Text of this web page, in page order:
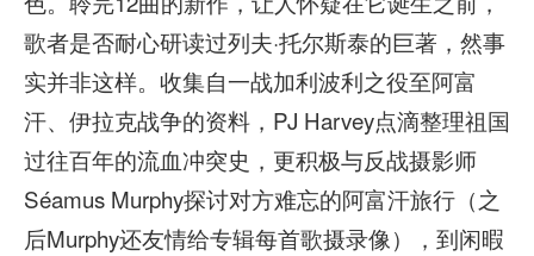
歌者是否耐心研读过列夫·托尔斯泰的巨著，然事
实并非这样。收集自一战加利波利之役至阿富
汗、伊拉克战争的资料，PJ Harvey点滴整理祖国
过往百年的流血冲突史，更积极与反战摄影师
Séamus Murphy探讨对方难忘的阿富汗旅行（之
后Murphy还友情给专辑每首歌摄录像），到闲暇